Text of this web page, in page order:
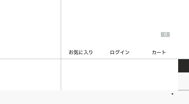
お気に入り ログイン
0
カート